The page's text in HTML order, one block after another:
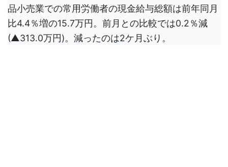
品小売業での常用労働者の現金給与総額は前年同月
比4.4％増の15.7万円。前月との比較では0.2％減
(▲313.0万円)。減ったのは2ケ月ぶり。